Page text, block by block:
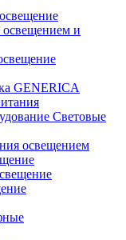
освещением и
GENERICA
Световые
освещением